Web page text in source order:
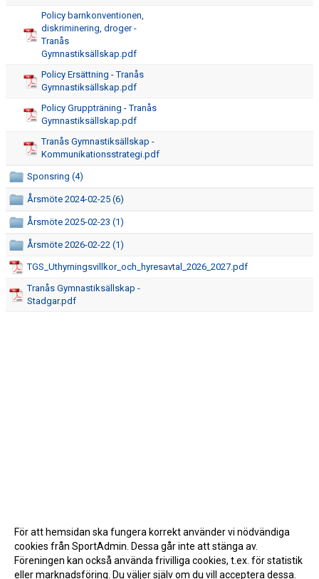
ANMÄLAN & BETALNING
KLÄDKOLLEKTION
KALENDER
HYRA LOKAL
Policy barnkonventionen,
diskriminering, droger -
Tranås
Gymnastiksällskap.pdf
Policy Ersättning - Tranås
Gymnastiksällskap.pdf
Policy Gruppträning - Tranås
Gymnastiksällskap.pdf
Tranås Gymnastiksällskap -
Kommunikationsstrategi.pdf
Sponsring (4)
Årsmöte 2024-02-25 (6)
Årsmöte 2025-02-23 (1)
Årsmöte 2026-02-22 (1)
TGS_Uthyrningsvillkor_och_hyresavtal_2026_2027.pdf
Tranås Gymnastiksällskap -
Stadgar.pdf
För att hemsidan ska fungera korrekt använder vi nödvändiga
cookies från SportAdmin. Dessa går inte att stänga av.
Föreningen kan också använda frivilliga cookies, t.ex. för statistik
eller marknadsföring. Du väljer själv om du vill acceptera dessa.